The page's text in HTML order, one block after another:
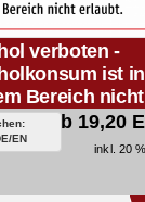
verboten -
ist in
Bereich nicht
EN
ab 19,20
inkl. 20